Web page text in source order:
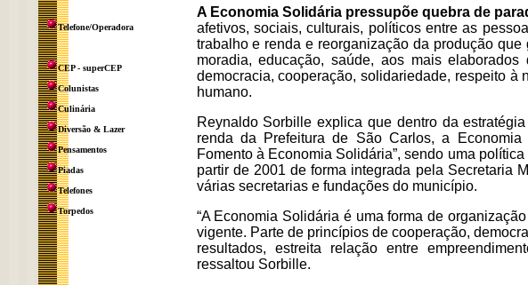
Telefone/Operadora
CEP - superCEP
Colunistas
Culinária
Diversão & Lazer
Pensamentos
Piadas
Telefones
Torpedos
A Economia Solidária pressupõe quebra de
afetivos, sociais, culturais, políticos entre as
trabalho e renda e reorganização da produção
moradia, educação, saúde, aos mais
democracia, cooperação, solidariedade, respeito
humano.
Reynaldo Sorbille explica que dentro da
renda da Prefeitura de São Carlos, a Economia
Fomento à Economia Solidária”, sendo uma
partir de 2001 de forma integrada pela Secretaria
várias secretarias e fundações do município.
“A Economia Solidária é uma forma de
vigente. Parte de princípios de cooperação,
resultados, estreita relação entre
ressaltou Sorbille.